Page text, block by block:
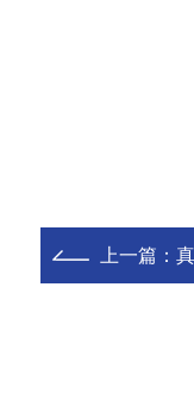
上一篇：